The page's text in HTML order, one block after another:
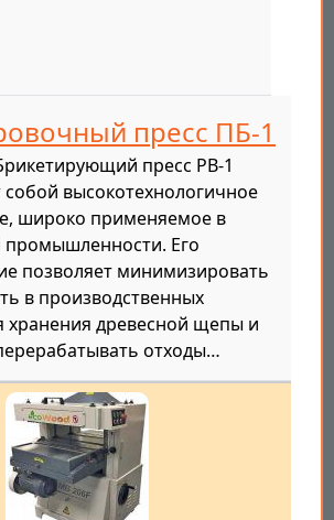
пресс ПБ-1
пресс PB-1
собой высокотехнологичное
широко применяемое в
Его
позволяет минимизировать
в производственных
хранения древесной щепы и
отходы…